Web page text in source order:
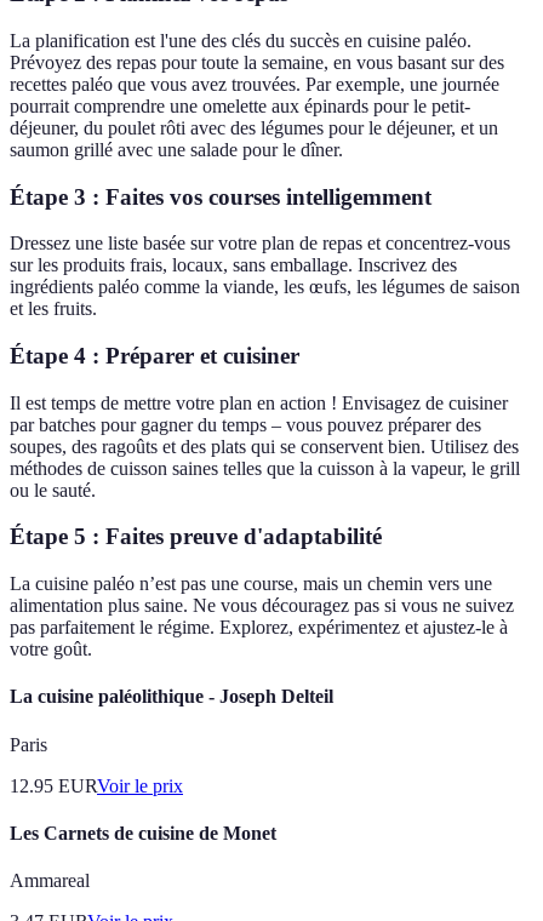
La planification est l'une des clés du succès en cuisine paléo.
Prévoyez des repas pour toute la semaine, en vous basant sur des
recettes paléo que vous avez trouvées. Par exemple, une journée
pourrait comprendre une omelette aux épinards pour le petit-
déjeuner, du poulet rôti avec des légumes pour le déjeuner, et un
saumon grillé avec une salade pour le dîner.
Étape 3 : Faites vos courses intelligemment
Dressez une liste basée sur votre plan de repas et concentrez-vous
sur les produits frais, locaux, sans emballage. Inscrivez des
ingrédients paléo comme la viande, les œufs, les légumes de saison
et les fruits.
Étape 4 : Préparer et cuisiner
Il est temps de mettre votre plan en action ! Envisagez de cuisiner
par batches pour gagner du temps – vous pouvez préparer des
soupes, des ragoûts et des plats qui se conservent bien. Utilisez des
méthodes de cuisson saines telles que la cuisson à la vapeur, le grill
ou le sauté.
Étape 5 : Faites preuve d'adaptabilité
La cuisine paléo n’est pas une course, mais un chemin vers une
alimentation plus saine. Ne vous découragez pas si vous ne suivez
pas parfaitement le régime. Explorez, expérimentez et ajustez-le à
votre goût.
La cuisine paléolithique - Joseph Delteil
Paris
12.95 EURVoir le prix
Les Carnets de cuisine de Monet
Ammareal